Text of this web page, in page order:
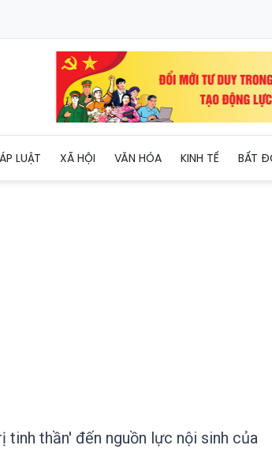
LUẬT XÃ HỘI VĂN HÓA KINH TẾ BẤT
thần' đến nguồn lực nội sinh của